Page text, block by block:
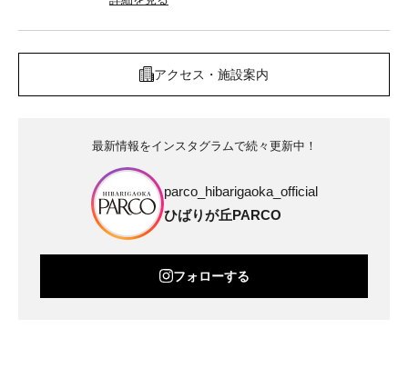
アクセス・施設案内
最新情報をインスタグラムで続々更新中！
parco_hibarigaoka_official
ひばりが丘PARCO
フォローする